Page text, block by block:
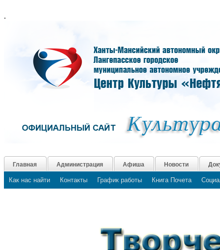
.
Главная
Как нас найти Контакты График работы Книга Почета
Администрация Афиша Новости